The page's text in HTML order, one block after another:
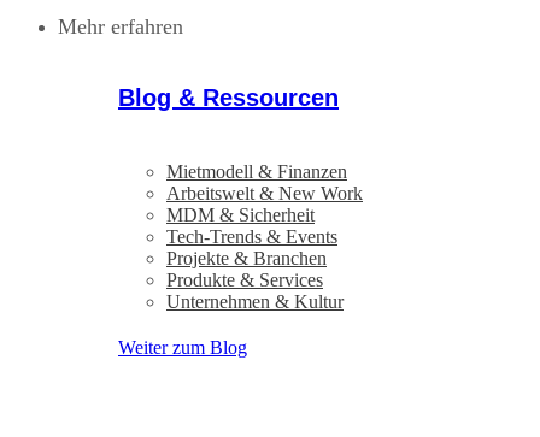
Mehr erfahren
Blog & Ressourcen
Mietmodell & Finanzen
Arbeitswelt & New Work
MDM & Sicherheit
Tech-Trends & Events
Projekte & Branchen
Produkte & Services
Unternehmen & Kultur
Weiter zum Blog